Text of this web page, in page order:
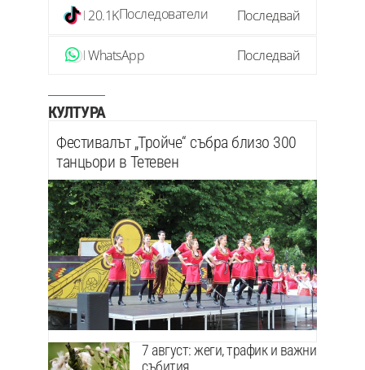
20.1KПоследователи Последвай
WhatsApp Последвай
КУЛТУРА
Фестивалът „Тройче“ събра близо 300
танцьори в Тетевен
7 август: жеги, трафик и важни
събития